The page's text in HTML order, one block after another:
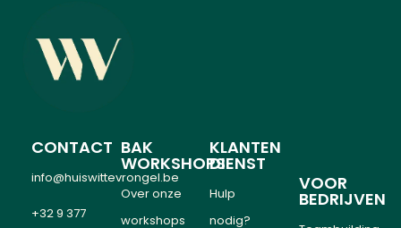
CONTACT
info@huiswittevrongel.be
+32 9 377
BAK
WORKSHOPS
Over onze
workshops
KLANTEN
DIENST
Hulp
nodig?
VOOR
BEDRIJVEN